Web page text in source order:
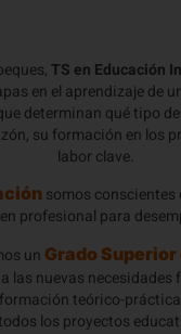
TS en Educación
en el aprendizaje de
determinan qué tipo
su formación en los
labor clave.
somos
profesional para
un Grado
las nuevas necesidades
teórico-
los proyectos